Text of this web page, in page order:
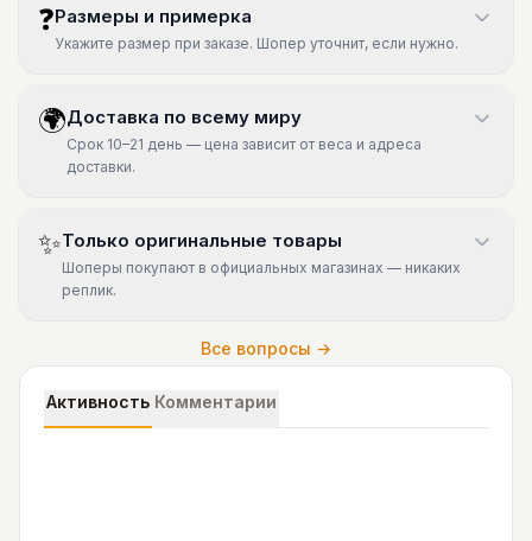
❓Размеры и примерка
Укажите размер при заказе. Шопер уточнит, если нужно.
🌍Доставка по всему миру
Срок 10–21 день — цена зависит от веса и адреса
доставки.
✨Только оригинальные товары
Шоперы покупают в официальных магазинах — никаких
реплик.
Все вопросы →
Активность Комментарии